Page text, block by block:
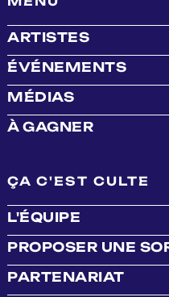
ARTISTES
ÉVÉNEMENTS
MÉDIAS
À GAGNER
ÇA C'EST CULTE
L'ÉQUIPE
PROPOSER UNE
PARTENARIAT